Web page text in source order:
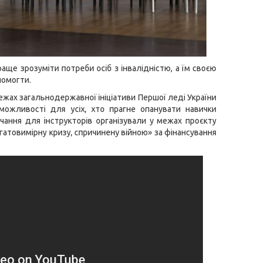
зрозуміти потреби осіб з інвалідністю, а їм своєю
загальнодержавної ініціативи Першої леді України
для усіх, хто прагне опанувати навички
для інструкторів організували у межах проєкту
кризу, спричинену війною» за фінансування